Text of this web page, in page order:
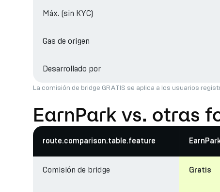
Máx. (sin KYC)
Gas de origen
Desarrollado por
La comisión de bridge GRATIS se aplica a los usuarios
EarnPark vs. otras
route.comparison.table.feature
Comisión de bridge Gratis